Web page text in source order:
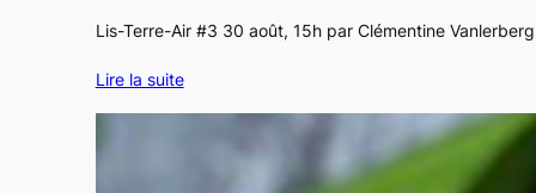
Lis-Terre-Air #3 30 août, 15h par Clémentine
Lire la suite